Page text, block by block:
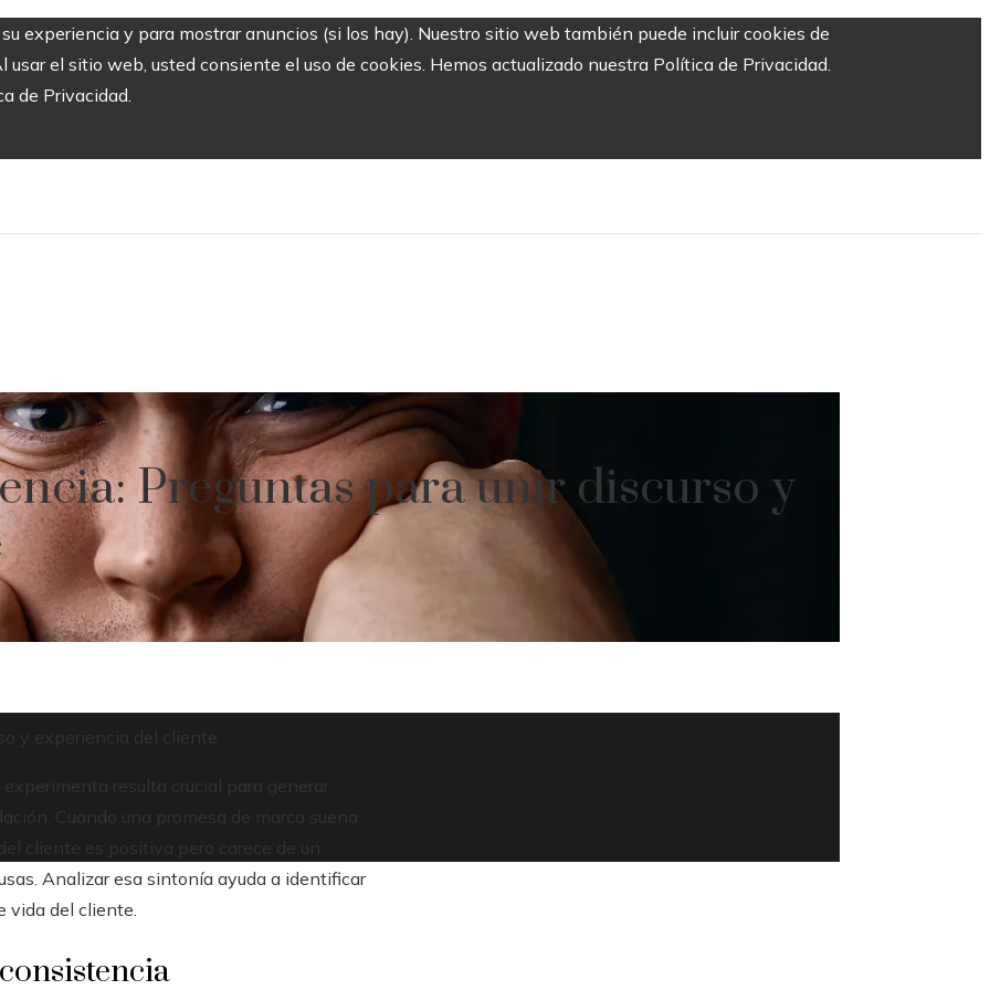
experiencia y para mostrar anuncios (si los hay). Nuestro sitio web también puede incluir cookies de
el sitio web, usted consiente el uso de cookies. Hemos actualizado nuestra Política de Privacidad.
de Privacidad.
Preguntas para unir discurso y
y experiencia del cliente
resulta crucial para generar
Cuando una promesa de marca suena
cliente es positiva pero carece de un
Analizar esa sintonía ayuda a identificar
vida del cliente.